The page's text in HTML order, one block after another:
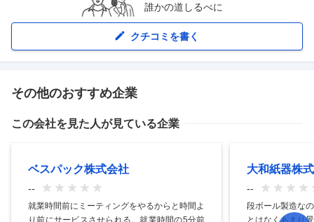
誰かの道しるべに
クチコミを書く
その他のおすすめ企業
この会社を見た人が見ている企業
ベスパック株式会社
--
就業時間前にミーティングをやるからと時間よ
り前にサービスさせられる。就業時間の5分前
大和紙器株
--
段ボール製造な
とはなくあまり